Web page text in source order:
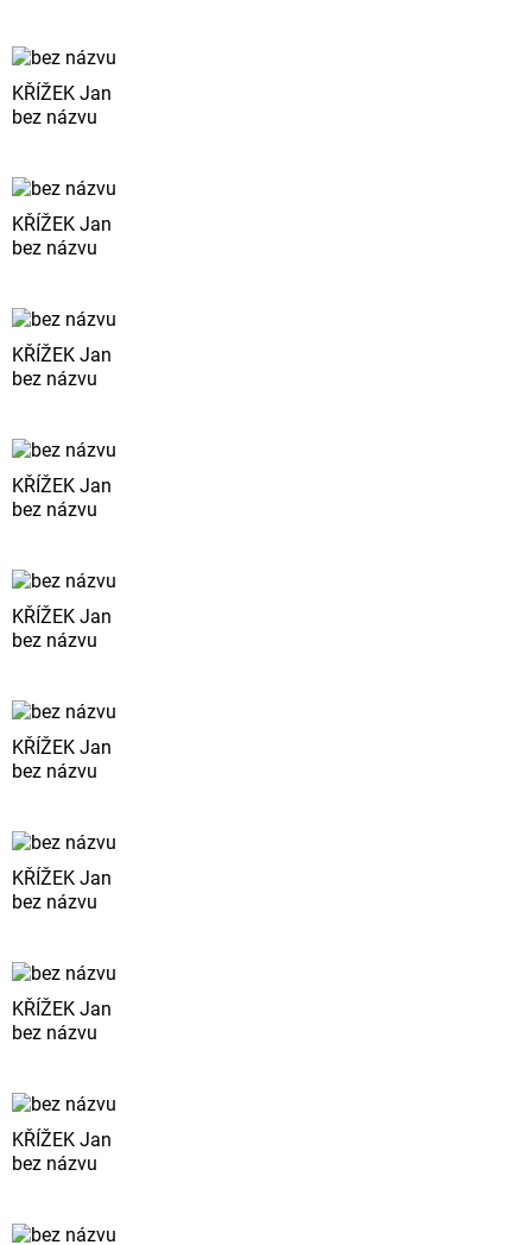
KŘÍŽEK Jan
bez názvu
KŘÍŽEK Jan
bez názvu
KŘÍŽEK Jan
bez názvu
KŘÍŽEK Jan
bez názvu
KŘÍŽEK Jan
bez názvu
KŘÍŽEK Jan
bez názvu
KŘÍŽEK Jan
bez názvu
KŘÍŽEK Jan
bez názvu
KŘÍŽEK Jan
bez názvu